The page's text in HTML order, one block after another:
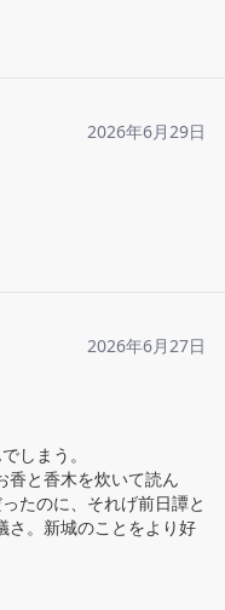
2026年6月29日
2026年6月27日
しまう。
香と香木を炊いて読ん
たのに、それげ前日譚と
さ。新城のことをより好